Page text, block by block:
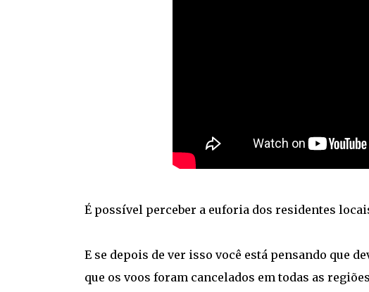
É possível perceber a euforia dos residentes
E se depois de ver isso você está pensando que
que os voos foram cancelados em todas as